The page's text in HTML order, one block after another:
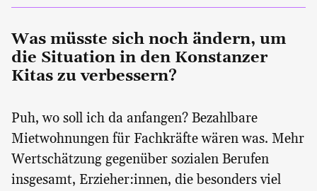
Was müsste sich noch ändern, um
die Situation in den Konstanzer
Kitas zu verbessern?
Puh, wo soll ich da anfangen? Bezahlbare
Mietwohnungen für Fachkräfte wären was. Mehr
Wertschätzung gegenüber sozialen Berufen
insgesamt, Erzieher:innen, die besonders viel